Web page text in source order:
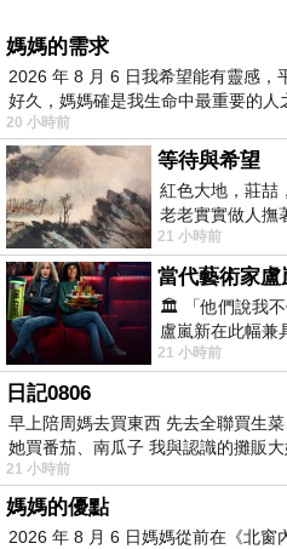
媽媽的需求
2026 年 8 月 6 日我希望能有靈感，
好久，媽媽確是我生命中最重要的
20 小時前
等待與希望
紅色大地，莊喆
老老實實做人撫
向裂隙的亮處探
21 小時前
🏛️ 「他們說我不
盧嵐新在此幅兼
中，以沈靜的藍
21 小時前
日記0806
早上陪周媽去買東西 先去全聯買生
她買番茄、南瓜子 我與認識的攤販
21 小時前
媽媽的優點
2026 年 8 月 6 日媽媽從前在《北窗